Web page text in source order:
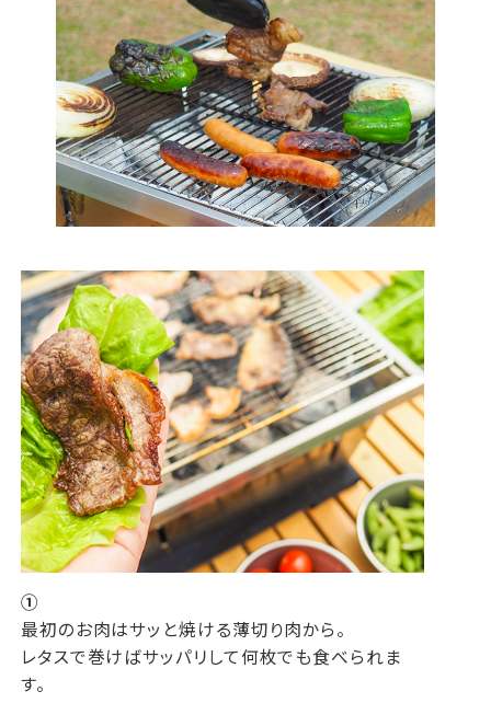
①
最初のお肉はサッと焼ける薄切り肉から。
レタスで巻けばサッパリして何枚でも食べられま
す。